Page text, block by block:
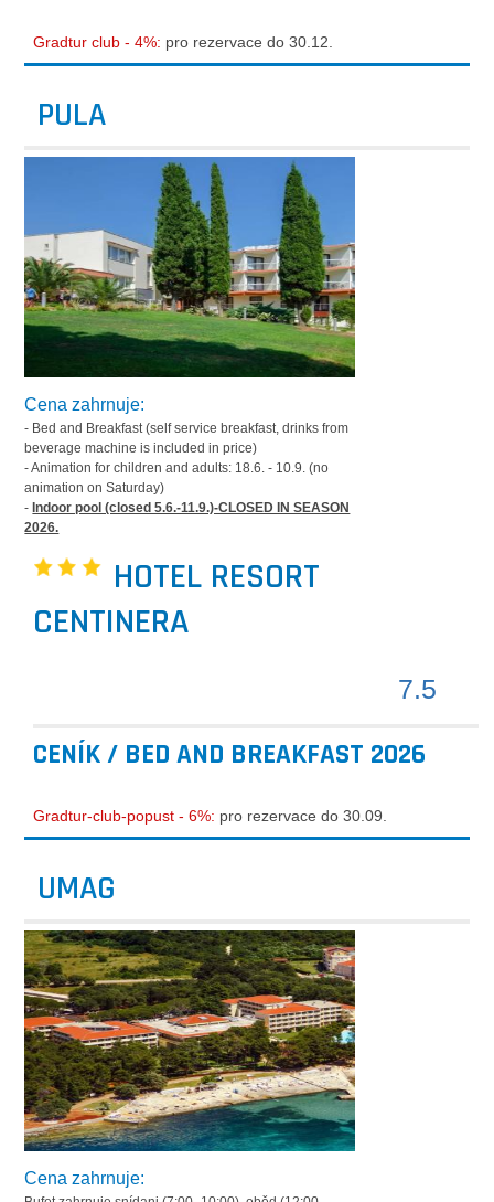
Gradtur club - 4%: pro rezervace do 30.12.
PULA
Cena zahrnuje:
- Bed and Breakfast (self service breakfast, drinks from
beverage machine is included in price)
- Animation for children and adults: 18.6. - 10.9. (no
animation on Saturday)
- Indoor pool (closed 5.6.-11.9.)-CLOSED IN SEASON
2026.
HOTEL RESORT
CENTINERA
7.5
CENÍK / BED AND BREAKFAST 2026
Gradtur-club-popust - 6%: pro rezervace do 30.09.
UMAG
Cena zahrnuje: